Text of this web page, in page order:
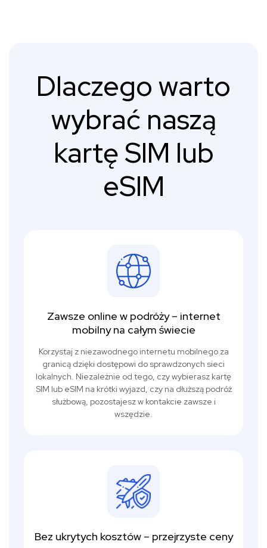
Dlaczego warto
wybrać naszą
kartę SIM lub
eSIM
Zawsze online w podróży – internet
mobilny na całym świecie
Korzystaj z niezawodnego internetu mobilnego za
granicą dzięki dostępowi do sprawdzonych sieci
lokalnych. Niezależnie od tego, czy wybierasz kartę
SIM lub eSIM na krótki wyjazd, czy na dłuższą podróż
służbową, pozostajesz w kontakcie zawsze i
wszędzie.
Bez ukrytych kosztów – przejrzyste ceny